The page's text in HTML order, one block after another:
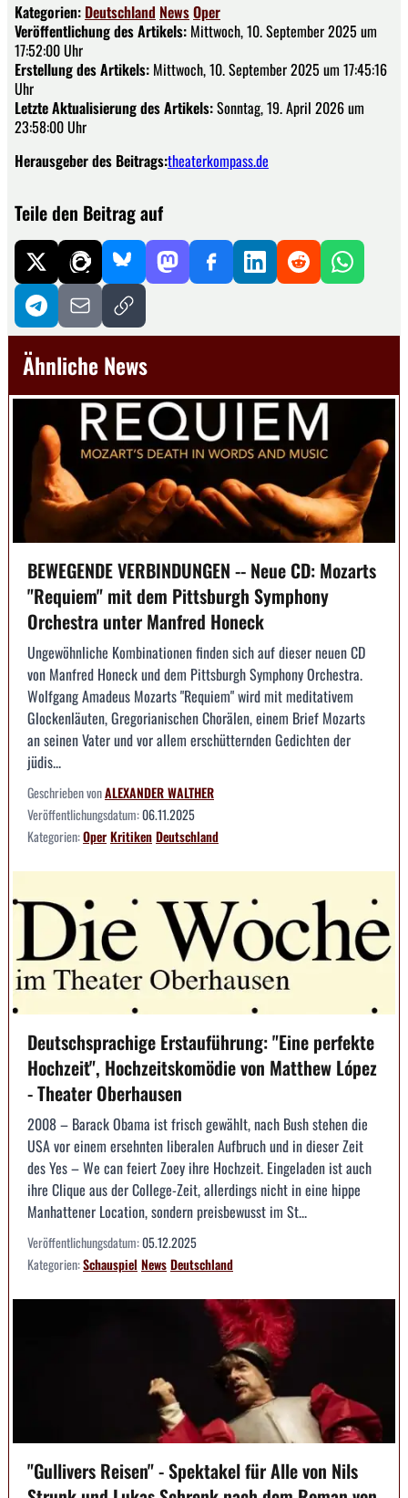
Kategorien: Deutschland NewsOper
Veröffentlichung des Artikels: Mittwoch, 10. September 2025 um
17:52:00 Uhr
Erstellung des Artikels: Mittwoch, 10. September 2025 um 17:45:16
Uhr
Letzte Aktualisierung des Artikels:Sonntag, 19. April 2026 um
23:58:00 Uhr
Herausgeber des Beitrags:theaterkompass.de
Teile den Beitrag auf
Ähnliche News
BEWEGENDE VERBINDUNGEN -- Neue CD: Mozarts
"Requiem" mit dem Pittsburgh Symphony
Orchestra unter Manfred Honeck
Ungewöhnliche Kombinationen finden sich auf dieser neuen CD
von Manfred Honeck und dem Pittsburgh Symphony Orchestra.
Wolfgang Amadeus Mozarts "Requiem" wird mit meditativem
Glockenläuten, Gregorianischen Chorälen, einem Brief Mozarts
an seinen Vater und vor allem erschütternden Gedichten der
jüdis...
Geschrieben vonALEXANDER WALTHER
Veröffentlichungsdatum:06.11.2025
Kategorien:OperKritikenDeutschland
Deutschsprachige Erstauführung: "Eine perfekte
Hochzeit", Hochzeitskomödie von Matthew López
- Theater Oberhausen
2008 – Barack Obama ist frisch gewählt, nach Bush stehen die
USA vor einem ersehnten liberalen Aufbruch und in dieser Zeit
des Yes – We can feiert Zoey ihre Hochzeit. Eingeladen ist auch
ihre Clique aus der College-Zeit, allerdings nicht in eine hippe
Manhattener Location, sondern preisbewusst im St...
Veröffentlichungsdatum:05.12.2025
Kategorien:Schauspiel NewsDeutschland
"Gullivers Reisen" - Spektakel für Alle von Nils